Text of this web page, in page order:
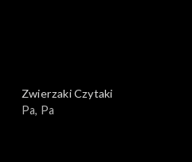
Zwierzaki Czytaki
Pa, Pa